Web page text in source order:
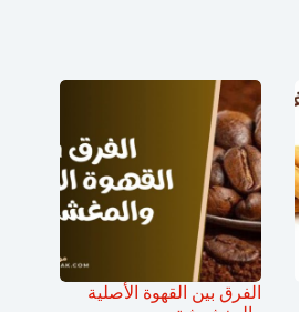
الفرق بين القهوة الأصلية